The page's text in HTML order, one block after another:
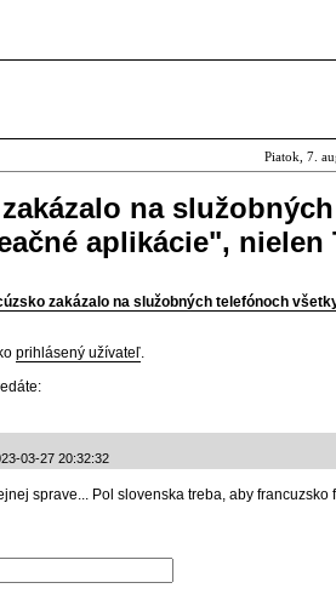
Piatok, 7.
na
aplikácie", nielen
zakázalo na služobných telefónoch
prihlásený užívateľ.
03-27 20:32:32
sprave... Pol slovenska treba, aby francuzsko